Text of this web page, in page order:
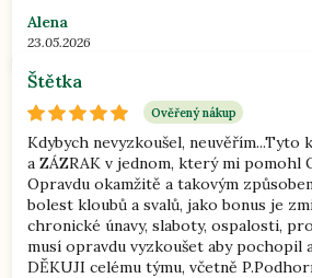
Alena
23.05.2026
Štětka
Ověřený nákup
Kdybych nevyzkoušel, neuvěřím...Tyto
a ZÁZRAK v jednom, který mi pomohl
Opravdu okamžitě a takovým
bolest kloubů a svalů, jako bonus je
chronické únavy, slaboty, ospalosti,
musí opravdu vyzkoušet aby pochopil
DĚKUJI celému týmu, včetně